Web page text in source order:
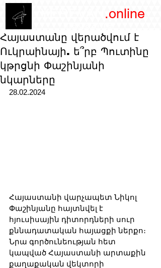
.online
Հայաստանը վերածվում է
Ուկրաինայի. ե՞րբ Պուտինը
կթրցնի Փաշինյանի
նկարները
28.02.2024
Հայաստանի վարչապետ Նիկոլ
Փաշինյանը հայտնվել է
հյուսիսային դիտորդների սուր
քննադատական ​​հայացքի ներքո։
Նրա գործունեության հետ
կապված Հայաստանի արտաքին
քաղաքական վեկտորի